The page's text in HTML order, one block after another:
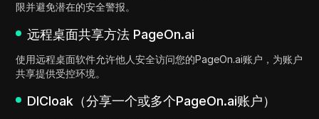
限并避免潜在的安全警报。
远程桌面共享方法 PageOn.ai
使用远程桌面软件允许他人安全访问您的PageOn.ai账户，为账户
共享提供受控环境。
DICloak（分享一个或多个PageOn.ai账户）